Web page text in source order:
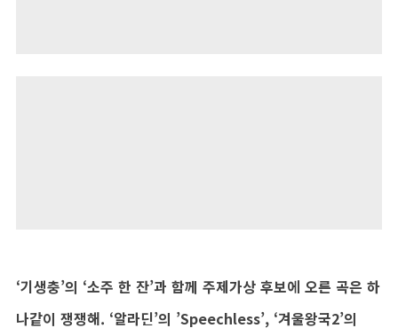
‘기생충’의 ‘소주 한 잔’과 함께 주제가상 후보에 오른 곡은 하
나같이 쟁쟁해. ‘알라딘’의 ’Speechless’, ‘겨울왕국2’의